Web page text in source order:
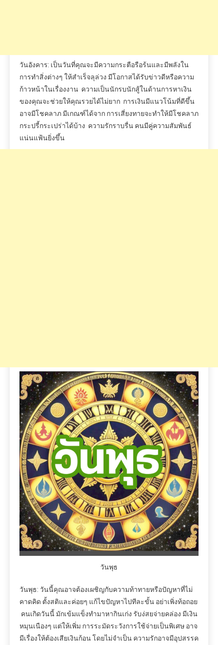
วันอังคาร: เป็นวันที่คุณจะมีความกระตือรือร้นและมีพลังใน
การทำสิ่งต่างๆ ให้สำเร็จลุล่วง มีโอกาสได้รับข่าวดีหรือความ
ก้าวหน้าในเรื่องงาน ความเป็นนักรบนักสู้ในด้านการหาเงิน
ของคุณจะช่วยให้คุณรวยได้ไม่ยาก การเงินมีแนวโน้มที่ดีขึ้น
อาจมีโชคลาภ มีเกณฑ์ได้จาก การเสี่ยงทายจะทำให้มีโชคลาภ
กระปรี้กระเปร่าได้บ้าง ความรักราบรื่น คนมีคู่ความสัมพันธ์
แน่นแฟ้นยิ่งขึ้น
วันพุธ
วันพุธ: วันนี้คุณอาจต้องเผชิญกับความท้าทายหรือปัญหาที่ไม่
คาดคิด ตั้งสติและค่อยๆ แก้ไขปัญหาไปทีละขั้น อย่าเพิ่งท้อถอย
คนเกิดวันนี้ มักเข้มแข็งทำมาหากินเก่ง รับง่สยจ่ายคล่อง มีเงิน
หมุนเนืองๆ แต่ให้เพิ่ม การระมัดระวังการใช้จ่ายเป็นพิเศษ อาจ
มีเรื่องให้ต้องเสียเงินก้อน โดยไม่จำเป็น ความรักอาจมีอุปสรรค